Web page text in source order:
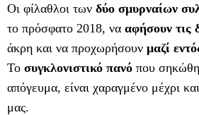
Οι φίλαθλοι των δύο σμυρναίων
το πρόσφατο 2018, να αφήσουν τις
άκρη και να προχωρήσουν μαζί
Το συγκλονιστικό πανό που
απόγευμα, είναι χαραγμένο μέχρι
μας.